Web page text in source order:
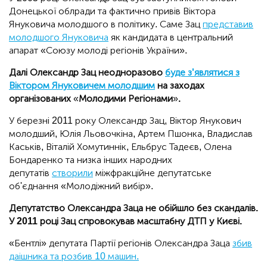
Донецької облради та фактично привів Віктора
Януковича молодшого в політику. Саме Зац представив
молодшого Януковича як кандидата в центральний
апарат «Союзу молоді регіонів України».
Далі Олександр Зац неодноразово буде з'являтися з
Віктором Януковичем молодшим на заходах
організованих «Молодими Регіонами».
У березні 2011 року Олександр Зац, Віктор Янукович
молодший, Юлія Льовочкіна, Артем Пшонка, Владислав
Каськів, Віталій Хомутиннік, Ельбрус Тадеєв, Олена
Бондаренко та низка інших народних
депутатів створили міжфракційне депутатське
об'єднання «Молодіжний вибір».
Депутатство Олександра Заца не обійшло без скандалів.
У 2011 році Зац спровокував масштабну ДТП у Києві.
«Бентлі» депутата Партії регіонів Олександра Заца збив
даішника та розбив 10 машин.